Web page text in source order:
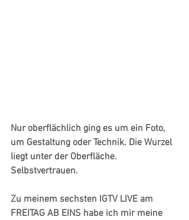
Nur oberflächlich ging es um ein Foto,
um Gestaltung oder Technik. Die Wurzel
liegt unter der Oberfläche.
Selbstvertrauen.
Zu meinem sechsten IGTV LIVE am
FREITAG AB EINS habe ich mir meine